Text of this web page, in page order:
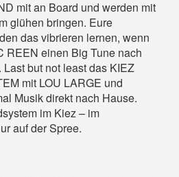
mit an Board und werden mit
glühen bringen. Eure
das vibrieren lernen, wenn
REEN einen Big Tune nach
but not least das KIEZ
mit LOU LARGE und
Musik direkt nach Hause.
im Kiez – im
auf der Spree.